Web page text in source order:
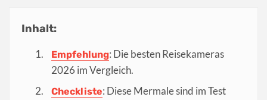
Inhalt:
Empfehlung: Die besten Reisekameras
2026 im Vergleich.
Checkliste: Diese Mermale sind im Test